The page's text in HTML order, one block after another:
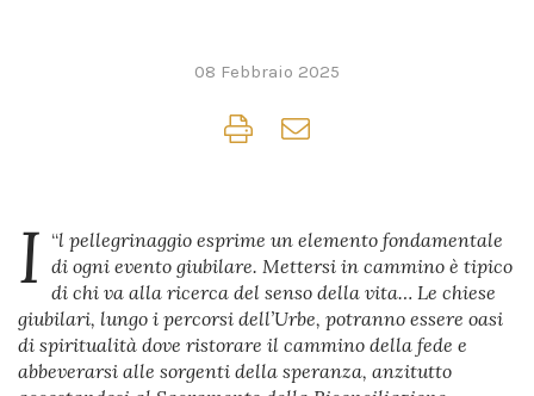
08 Febbraio 2025
“
I
l pellegrinaggio esprime un elemento fondamentale
di ogni evento giubilare. Mettersi in cammino è tipico
di chi va alla ricerca del senso della vita… Le chiese
giubilari, lungo i percorsi dell’Urbe, potranno essere oasi
di spiritualità dove ristorare il cammino della fede e
abbeverarsi alle sorgenti della speranza, anzitutto